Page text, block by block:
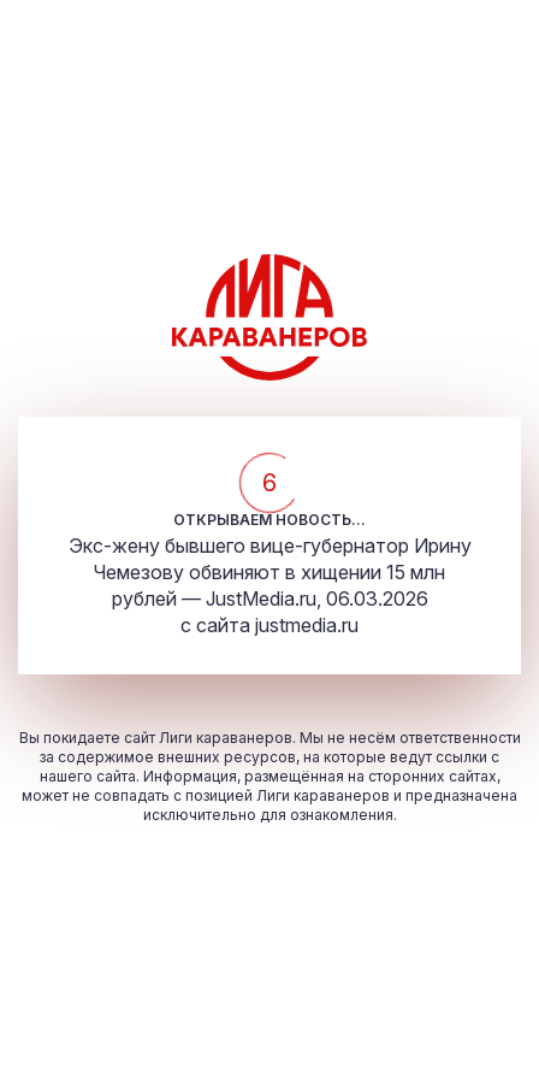
5
ОТКРЫВАЕМ НОВОСТЬ...
Экс-жену бывшего вице-губернатор Ирину
Чемезову обвиняют в хищении 15 млн
рублей — JustMedia.ru, 06.03.2026
с сайта justmedia.ru
Вы покидаете сайт Лиги караванеров. Мы не несём ответственности
за содержимое внешних ресурсов, на которые ведут ссылки с
нашего сайта. Информация, размещённая на сторонних сайтах,
может не совпадать с позицией Лиги караванеров и предназначена
исключительно для ознакомления.